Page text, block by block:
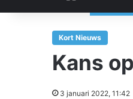
Kort Nieuws
Kans
3 januari 2022, 11:42